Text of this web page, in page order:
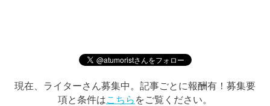
現在、ライターさん募集中。記事ごとに報酬有！募集要
項と条件はこちら をご覧ください。